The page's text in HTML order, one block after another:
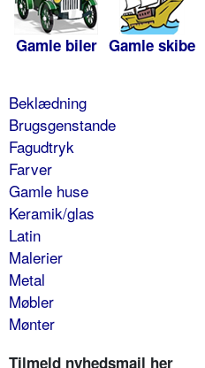
Gamle biler Gamle skibe
Beklædning
Brugsgenstande
Fagudtryk
Farver
Gamle huse
Keramik/glas
Latin
Malerier
Metal
Møbler
Mønter
Tilmeld nyhedsmail her